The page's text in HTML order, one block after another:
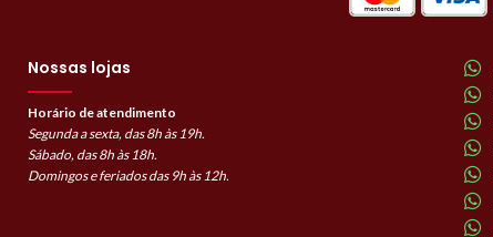
Nossas lojas
Horário de atendimento
Segunda a sexta, das 8h às 19h.
Sábado, das 8h às 18h.
Domingos e feriados das 9h às 12h.